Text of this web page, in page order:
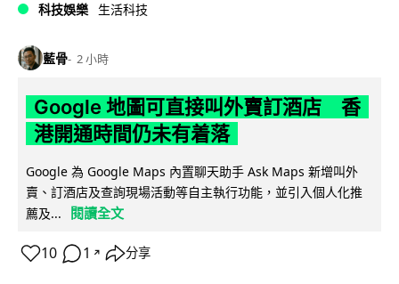
科技娛樂 生活科技
藍骨 2 小時
Google 地圖可直接叫外賣訂酒店 香
港開通時間仍未有着落
Google 為 Google Maps 內置聊天助手 Ask Maps 新增叫外
賣、訂酒店及查詢現場活動等自主執行功能，並引入個人化推
薦及...
閱讀全文
10 1 ↗ 分享